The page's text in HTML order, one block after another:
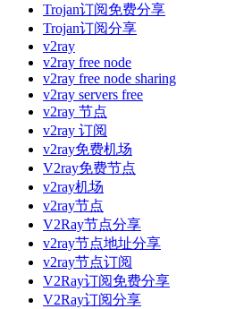
Trojan订阅免费分享
Trojan订阅分享
v2ray
v2ray free node
v2ray free node sharing
v2ray servers free
v2ray 节点
v2ray 订阅
v2ray免费机场
V2ray免费节点
v2ray机场
v2ray节点
V2Ray节点分享
v2ray节点地址分享
v2ray节点订阅
V2Ray订阅免费分享
V2Ray订阅分享